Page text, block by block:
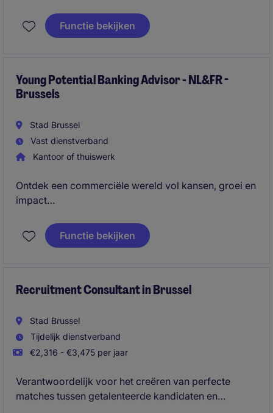
Functie bekijken
Young Potential Banking Advisor - NL&FR -
Brussels
Stad Brussel
Vast dienstverband
Kantoor of thuiswerk
Ontdek een commerciële wereld vol kansen, groei en
impact
Net afgestudeerd en klaar voor je eerste echte job?
wereld van banking.
Wij zoeken een Young Potential Banking Advisor met
drive, overtuigingskracht en vooral veel zin om te
groeien.
Functie bekijken
Recruitment Consultant in Brussel
Stad Brussel
Tijdelijk dienstverband
€2,316 - €3,475 per jaar
Verantwoordelijk voor het creëren van perfecte
matches tussen getalenteerde kandidaten en